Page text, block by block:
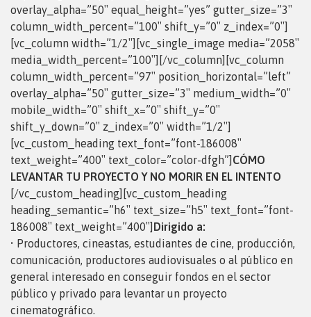
overlay_alpha=”50″ equal_height=”yes” gutter_size=”3″
column_width_percent=”100″ shift_y=”0″ z_index=”0″]
[vc_column width=”1/2″][vc_single_image media=”2058″
media_width_percent=”100″][/vc_column][vc_column
column_width_percent=”97″ position_horizontal=”left”
overlay_alpha=”50″ gutter_size=”3″ medium_width=”0″
mobile_width=”0″ shift_x=”0″ shift_y=”0″
shift_y_down=”0″ z_index=”0″ width=”1/2″]
[vc_custom_heading text_font=”font-186008″
text_weight=”400″ text_color=”color-dfgh”] CÓMO
LEVANTAR TU PROYECTO Y NO MORIR EN EL INTENTO
[/vc_custom_heading][vc_custom_heading
heading_semantic=”h6″ text_size=”h5″ text_font=”font-
186008″ text_weight=”400″] Dirigido a:
• Productores, cineastas, estudiantes de cine, producción,
comunicación, productores audiovisuales o al público en
general interesado en conseguir fondos en el sector
público y privado para levantar un proyecto
cinematográfico.